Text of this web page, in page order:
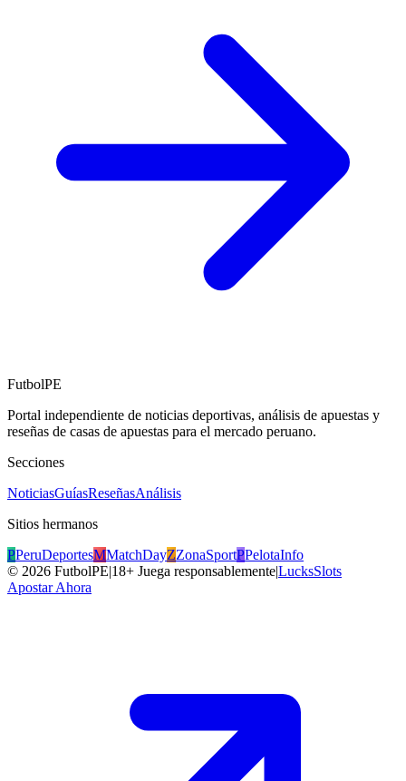
FutbolPE
Portal independiente de noticias deportivas, análisis de apuestas y
reseñas de casas de apuestas para el mercado peruano.
Secciones
NoticiasGuíasReseñasAnálisis
Sitios hermanos
PPeruDeportesMMatchDayZZonaSportPPelotaInfo
© 2026 FutbolPE|18+ Juega responsablemente|LucksSlots
Apostar Ahora